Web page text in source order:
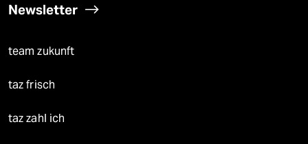
Newsletter
team zukunft
taz frisch
taz zahl ich